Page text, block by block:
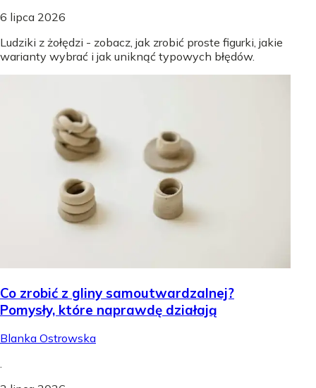
6 lipca 2026
Ludziki z żołędzi - zobacz, jak zrobić proste figurki, jakie
warianty wybrać i jak uniknąć typowych błędów.
Co zrobić z gliny samoutwardzalnej?
Pomysły, które naprawdę działają
Blanka Ostrowska
.